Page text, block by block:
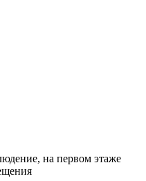
на первом этаже